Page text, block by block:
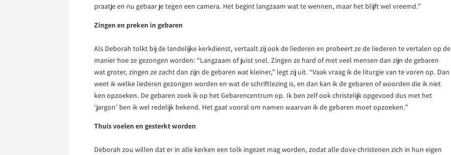
praatje en nu gebaar je tegen een camera. Het begint langzaam wat te wennen, maar het blijft wel vreemd.”
Zingen en preken in gebaren
Als Deborah tolkt bij de landelijke kerkdienst, vertaalt zij ook de liederen en probeert ze de liederen te vertalen op de
manier hoe ze gezongen worden: “Langzaam of juist snel. Zingen ze hard of met veel mensen dan zijn de gebaren
wat groter, zingen ze zacht dan zijn de gebaren wat kleiner,” legt zij uit. “Vaak vraag ik de liturgie van te voren op. Dan
weet ik welke liederen gezongen worden en wat de schriftlezing is, en dan kan ik de gebaren of woorden die ik niet
ken opzoeken. De gebaren zoek ik op het Gebarencentrum op. Ik ben zelf ook christelijk opgevoed dus met het
‘jargon’ ben ik wel redelijk bekend. Het gaat vooral om namen waarvan ik de gebaren moet opzoeken.”
Thuis voelen en gesterkt worden
Deborah zou willen dat er in alle kerken een tolk ingezet mag worden, zodat alle dove christenen zich in hun eigen